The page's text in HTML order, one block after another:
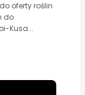
oferty roślin
do
Kusa...